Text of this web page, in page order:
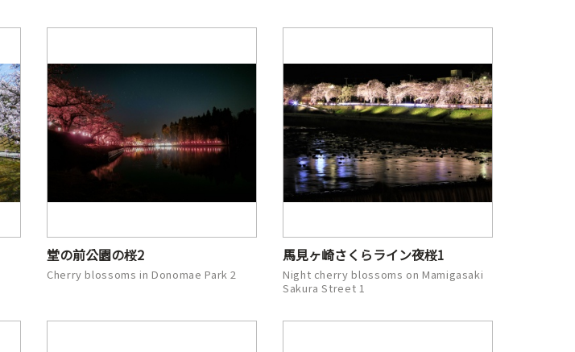
堂の前公園の桜2
Cherry blossoms in Donomae Park 2
馬見ヶ崎さくらライン夜桜1
Night cherry blossoms on Mamigasaki
Sakura Street 1